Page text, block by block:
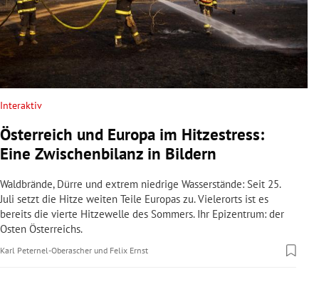
Untermenü
Untermenü
Untermenü
Untermenü
Untermenü
Untermenü
Interaktiv
Österreich und Europa im Hitzestress:
Eine Zwischenbilanz in Bildern
Waldbrände, Dürre und extrem niedrige Wasserstände: Seit 25.
Juli setzt die Hitze weiten Teile Europas zu. Vielerorts ist es
bereits die vierte Hitzewelle des Sommers. Ihr Epizentrum: der
Osten Österreichs.
Karl Peternel-Oberascher und Felix Ernst